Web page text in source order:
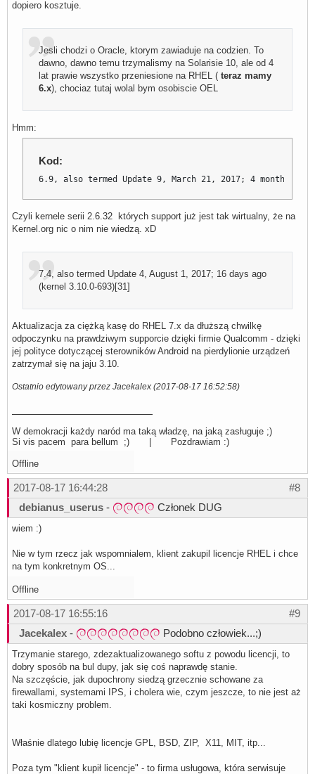
dopiero kosztuje.
Jesli chodzi o Oracle, ktorym zawiaduje na codzien. To
dawno, dawno temu trzymalismy na Solarisie 10, ale od 4
lat prawie wszystko przeniesione na RHEL (teraz mamy
6.x), chociaz tutaj wolal bym osobiscie OEL
Hmm:
Kod:
6.9, also termed Update 9, March 21, 2017; 4 months
Czyli kernele serii 2.6.32 których support już jest tak wirtualny, że na
Kernel.org nic o nim nie wiedzą. xD
7.4, also termed Update 4, August 1, 2017; 16 days ago
(kernel 3.10.0-693)[31]
Aktualizacja za ciężką kasę do RHEL 7.x da dłuższą chwilkę
odpoczynku na prawdziwym supporcie dzięki firmie Qualcomm - dzięki
jej polityce dotyczącej sterowników Android na pierdylionie urządzeń
zatrzymał się na jaju 3.10.
Ostatnio edytowany przez Jacekalex (2017-08-17 16:52:58)
W demokracji każdy naród ma taką władzę, na jaką zasługuje ;)
Si vis pacem para bellum ;) | Pozdrawiam :)
Offline
#8
2017-08-17 16:44:28
debianus_userus - Członek DUG
wiem :)
Nie w tym rzecz jak wspomnialem, klient zakupil licencje RHEL i chce
na tym konkretnym OS...
Offline
#9
2017-08-17 16:55:16
Jacekalex - Podobno człowiek...;)
Trzymanie starego, zdezaktualizowanego softu z powodu licencji, to
dobry sposób na bul dupy, jak się coś naprawdę stanie.
Na szczęście, jak dupochrony siedzą grzecznie schowane za
firewallami, systemami IPS, i cholera wie, czym jeszcze, to nie jest aż
taki kosmiczny problem.
Właśnie dlatego lubię licencje GPL, BSD, ZIP, X11, MIT, itp...
Poza tym "klient kupił licencje" - to firma usługowa, która serwisuje